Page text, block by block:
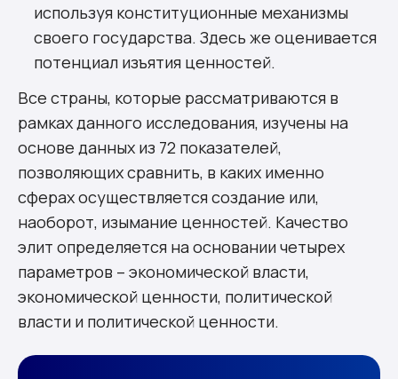
используя конституционные механизмы
своего государства. Здесь же оценивается
потенциал изъятия ценностей.
Все страны, которые рассматриваются в
рамках данного исследования, изучены на
основе данных из 72 показателей,
позволяющих сравнить, в каких именно
сферах осуществляется создание или,
наоборот, изымание ценностей. Качество
элит определяется на основании четырех
параметров – экономической власти,
экономической ценности, политической
власти и политической ценности.